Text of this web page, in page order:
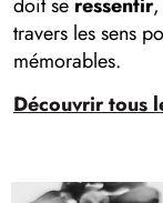
travers les sens
mémorables.
Découvrir tous